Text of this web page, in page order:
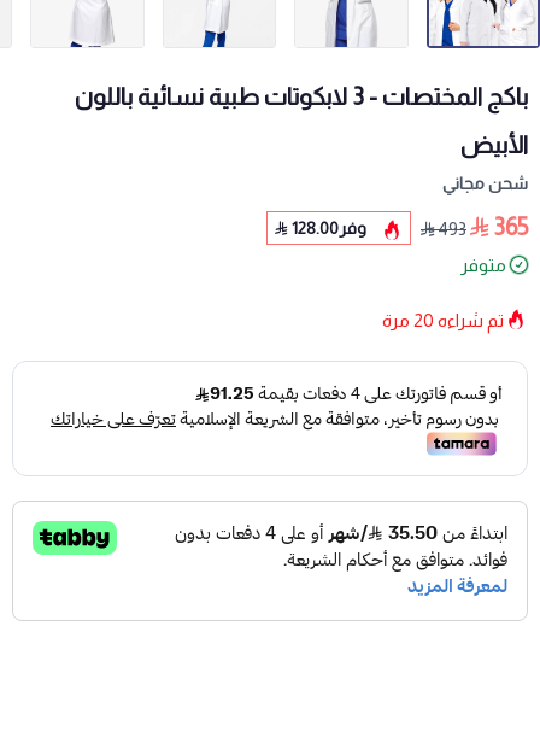
باكج المختصات - 3 لابكوتات طبية نسائية باللون
الأبيض
شحن مجاني
365
493 وفر128.00
متوفر
تم شراءه 20 مرة